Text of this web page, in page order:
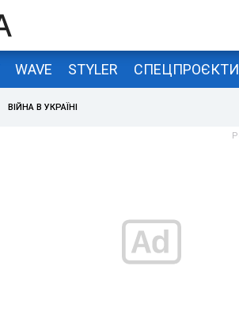
WAVE STYLER СПЕЦПРОЄКТИ
ВІЙНА В УКРАЇНІ